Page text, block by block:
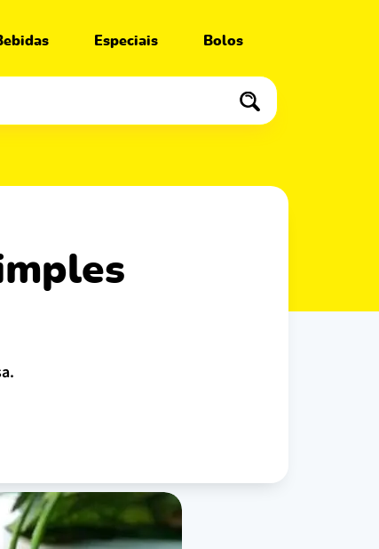
Especiais Bolos